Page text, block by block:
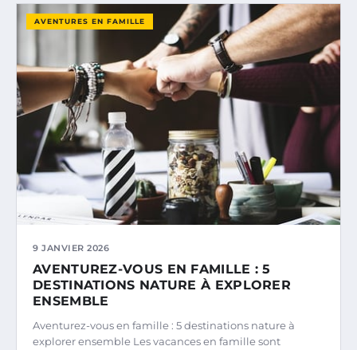
AVENTURES EN FAMILLE
9 JANVIER 2026
AVENTUREZ-VOUS EN FAMILLE : 5
DESTINATIONS NATURE À EXPLORER
ENSEMBLE
Aventurez-vous en famille : 5 destinations nature à
explorer ensemble Les vacances en famille sont